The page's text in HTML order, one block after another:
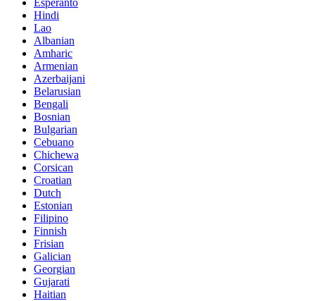
Esperanto
Hindi
Lao
Albanian
Amharic
Armenian
Azerbaijani
Belarusian
Bengali
Bosnian
Bulgarian
Cebuano
Chichewa
Corsican
Croatian
Dutch
Estonian
Filipino
Finnish
Frisian
Galician
Georgian
Gujarati
Haitian